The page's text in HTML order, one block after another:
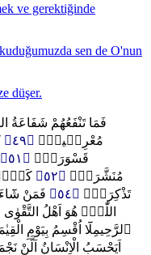
ve gerektiğinde
sen de O'nun
düşer.
فَمَا تَنْفَعُهُمْ
مُعْرِض۪ينَۙ ﴿٤٩﴾
قَسْوَرَةٍۜ ﴿٥١﴾
مُنَشَّرَةًۙ ﴿٥٢﴾ كَلَّاۜ
تَذْكِرَةٌۚ ﴿٥٤﴾ فَمَنْ
اللّٰهُۜ هُوَ اَهْلُ التَّقْوٰى
ٱلرَّحِيمِلَٓا اُقْسِمُ بِيَوْمِ
اَيَحْسَبُ الْاِنْسَانُ اَلَّنْ